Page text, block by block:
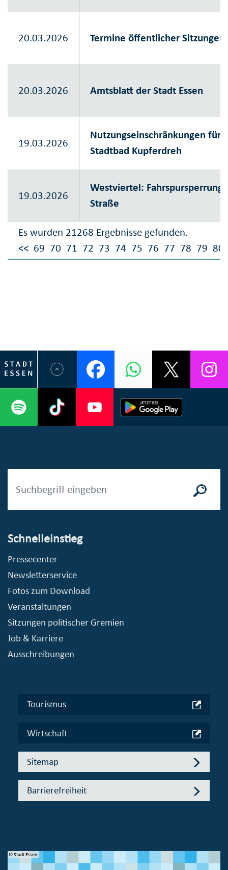
Es wurden 21268 Ergebnisse gefunden.
<< 69 70 71 72 73 74 75 76 77 78 79 80
20.03.2026 Termine öffentlicher Sitzungen
20.03.2026 Amtsblatt der Stadt Essen
19.03.2026
Nutzungseinschränkungen für
Stadtbad Kupferdreh
19.03.2026
Westviertel: Fahrspursperrung
Straße
Schnelleinstieg
Pressecenter
Newsletterservice
Fotos zum Download
Veranstaltungen
Sitzungen politischer Gremien
Job & Karriere
Ausschreibungen
Tourismus
Wirtschaft
Sitemap
Barrierefreiheit
© Stadt Essen